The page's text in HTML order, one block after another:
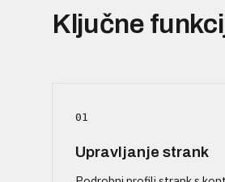
Ključne
01
Upravljanje strank